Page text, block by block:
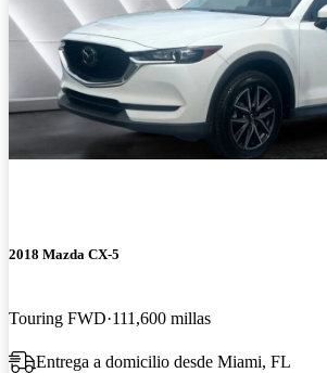
2018 Mazda CX-5
Touring FWD 111,600 millas
Entrega a domicilio desde Miami, FL